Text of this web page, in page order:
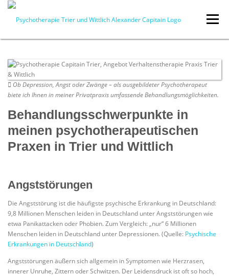
Zum Inhalt springen
Menü
KOSTEN AKTUELLES
Ob Depression, Angst oder Zwänge – als ausgebildeter Psychotherapeut
biete ich Ihnen in meiner Privatpraxis umfassende Behandlungsmöglichkeiten.
Behandlungsschwerpunkte in
meinen psychotherapeutischen
Praxen in Trier und Wittlich
Angststörungen
Die Angststörung ist die häufigste psychische Erkrankung in Deutschland:
9,8 Millionen Menschen leiden in Deutschland unter Angststörungen wie
etwa Panikattacken oder Phobien. Zum Vergleich: „nur“ 6 Millionen
Menschen leiden in Deutschland unter Depressionen. (Quelle: Psychische
Erkrankungen in Deutschland)
Angststörungen äußern sich allgemein in Symptomen wie Herzrasen,
innerer Unruhe, Zittern oder Schwitzen. Der Leidensdruck ist oft so hoch,